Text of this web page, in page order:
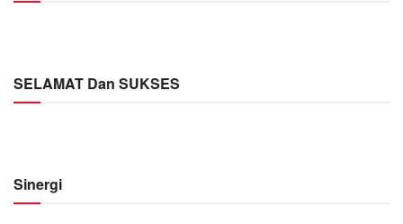
SELAMAT Dan SUKSES
Sinergi